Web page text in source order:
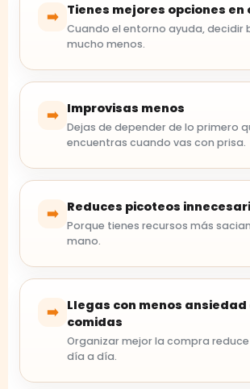
➡️ Tienes mejores opciones en
Cuando el entorno ayuda, decidir
mucho menos.
➡️ Improvisas menos
Dejas de depender de lo primero
encuentras cuando vas con prisa.
➡️ Reduces picoteos
Porque tienes recursos más
mano.
➡️ Llegas con menos ansiedad
comidas
Organizar mejor la compra
día a día.